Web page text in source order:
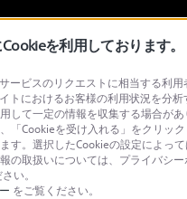
を利用しております。
ービスのリクエストに相当する利
トにおけるお客様の利用状況を分
して一定の情報を収集する場合が
「Cookieを受け入れる」をクリッ
す。選択したCookieの設定によ
取扱いについては、プライバシー
い。
をご覧ください。